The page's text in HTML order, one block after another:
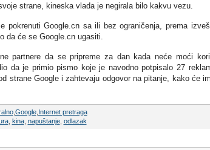
strane, kineska vlada je negirala bilo kakvu vezu.
pokrenuti Google.cn sa ili bez ograničenja, prema
da će se Google.cn ugasiti.
partnere da se pripreme za dan kada neće moći
da je primio pismo koje je navodno potpisalo 27
strane Google i zahtevaju odgovor na pitanje, kako će
, Google, Internet pretraga
, kina, napuštanje, odlazak